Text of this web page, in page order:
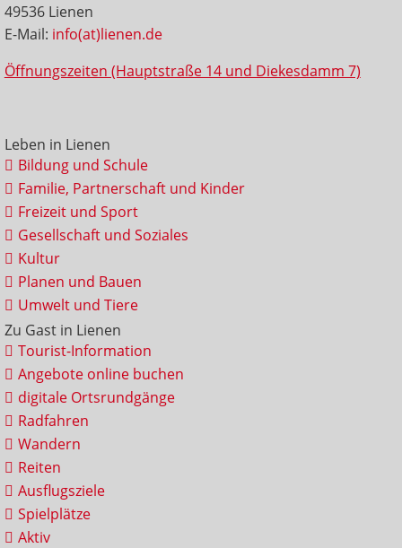
49536 Lienen
E-Mail: info(at)lienen.de
Öffnungszeiten (Hauptstraße 14 und Diekesdamm 7)
Leben in Lienen
Bildung und Schule
Familie, Partnerschaft und Kinder
Freizeit und Sport
Gesellschaft und Soziales
Kultur
Planen und Bauen
Umwelt und Tiere
Zu Gast in Lienen
Tourist-Information
Angebote online buchen
digitale Ortsrundgänge
Radfahren
Wandern
Reiten
Ausflugsziele
Spielplätze
Aktiv